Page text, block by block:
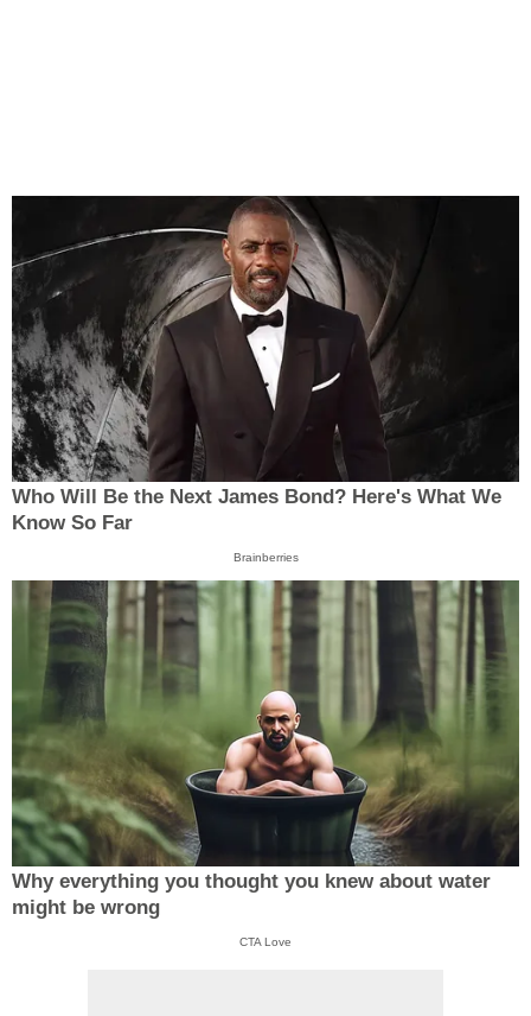
Who Will Be the Next James Bond? Here's What We
Know So Far
Brainberries
Why everything you thought you knew about water
might be wrong
CTA Love